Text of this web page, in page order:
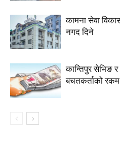
कामना सेवा
नगद दिने
कान्तिपुर सेभिङ
बचतकर्ताको रकम